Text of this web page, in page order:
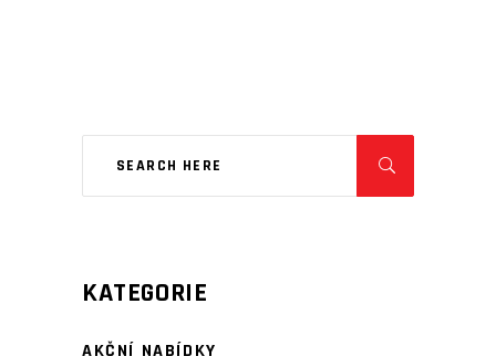
KATEGORIE